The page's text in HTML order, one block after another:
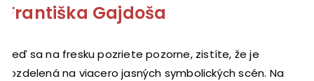
Františka Gajdoša
Keď sa na fresku pozriete pozorne, zistíte, že je
rozdelená na viacero jasných symbolických scén. Na